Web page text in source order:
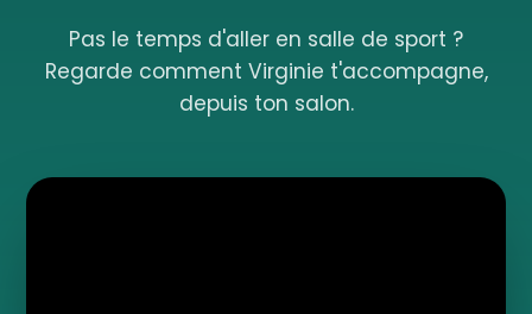
Pas le temps d'aller en salle de sport ?
Regarde comment Virginie t'accompagne,
depuis ton salon.